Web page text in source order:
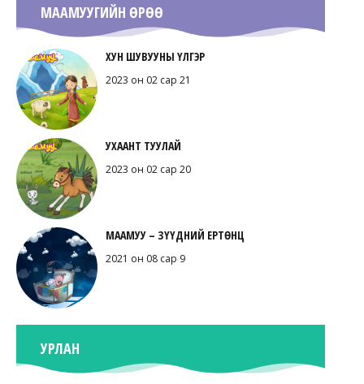
МААМУУГИЙН ӨРӨӨ
ХУН ШУВУУНЫ ҮЛГЭР
2023 он 02 сар 21
УХААНТ ТУУЛАЙ
2023 он 02 сар 20
МААМУУ – ЗҮҮДНИЙ ЕРТӨНЦ
2021 он 08 сар 9
УРЛАН